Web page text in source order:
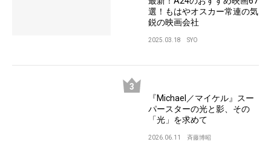
選！もはやオスカー常連の気
鋭の映画会社
2025.03.18 SYO
『Michael／マイケル』スー
パースターの光と影、その
「光」を求めて
2026.06.11 斉藤博昭